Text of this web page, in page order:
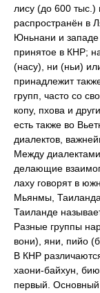
лису (до 600
распространён в
Юньнани и западе
принятое в КНР;
(насу), ни (ньи)
принадлежит
групп, часто со
копу, пхова и
есть также во
диалектов,
Между
делающие
лаху говорят в
Мьянмы,
Таиланде
Разные группы
вони), яни, пийо
В КНР
хаони-байхун,
первый. Основный